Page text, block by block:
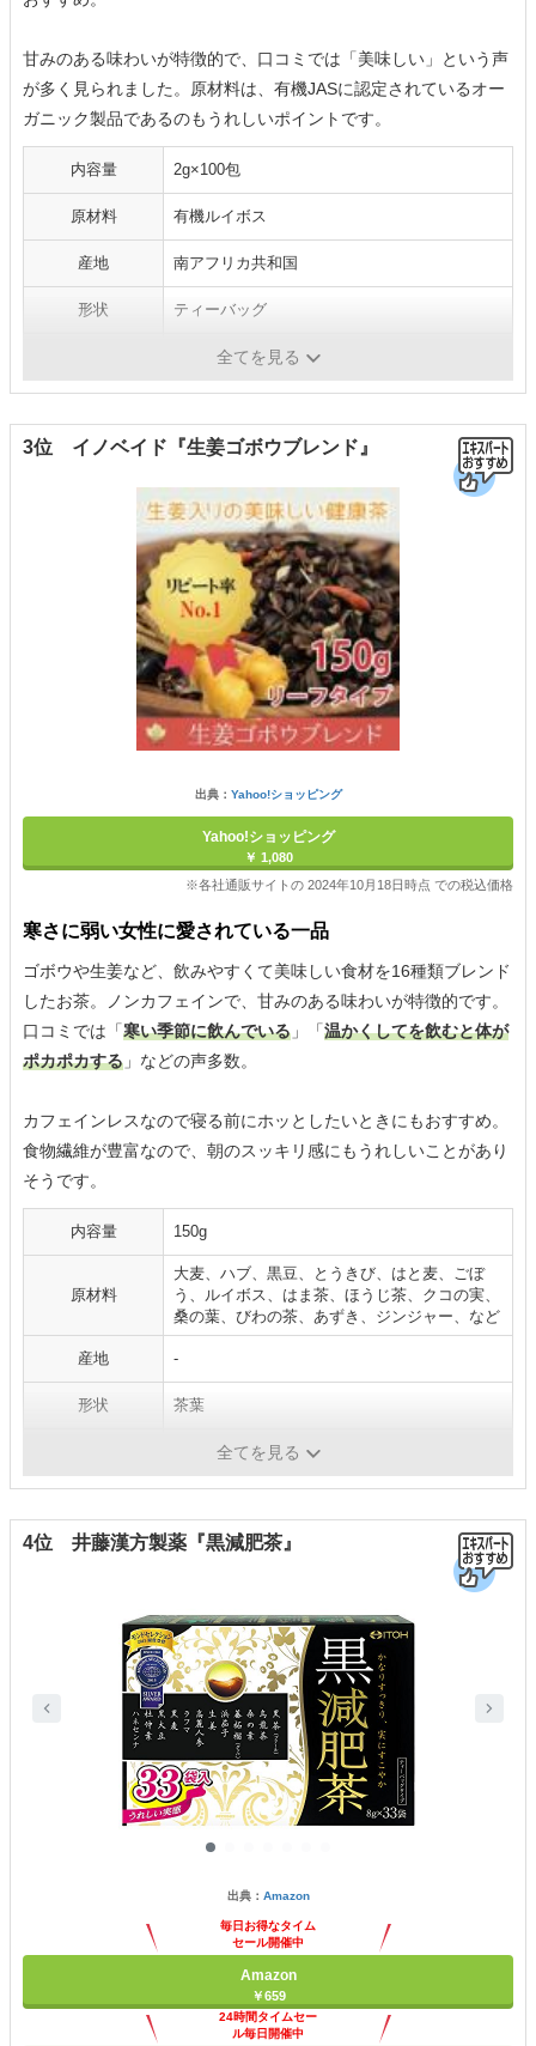
甘みのある味わいが特徴的で、口コミでは「美味しい」という声
が多く見られました。原材料は、有機JASに認定されているオー
ガニック製品であるのもうれしいポイントです。
内容量 2g×100包
原材料 有機ルイボス
産地 南アフリカ共和国
形状 ティーバッグ
全てを見る
3位 イノベイド『生姜ゴボウブレンド』
出典： Yahoo!ショッピング
Yahoo!ショッピング
￥ 1,080
※各社通販サイトの 2024年10月18日時点 での税込価格
寒さに弱い女性に愛されている一品
ゴボウや生姜など、飲みやすくて美味しい食材を16種類ブレンド
したお茶。ノンカフェインで、甘みのある味わいが特徴的です。
口コミでは「寒い季節に飲んでいる 」「温かくしてを飲むと体が
ポカポカする 」などの声多数。
カフェインレスなので寝る前にホッとしたいときにもおすすめ。
食物繊維が豊富なので、朝のスッキリ感にもうれしいことがあり
そうです。
内容量 150g
原材料
大麦、ハブ、黒豆、とうきび、はと麦、ごぼ
う、ルイボス、はま茶、ほうじ茶、クコの実、
桑の葉、びわの茶、あずき、ジンジャー、など
産地 -
形状 茶葉
全てを見る
4位 井藤漢方製薬『黒減肥茶』
出典： Amazon
毎日お得なタイム
セール開催中
Amazon
￥659
24時間タイムセー
ル毎日開催中